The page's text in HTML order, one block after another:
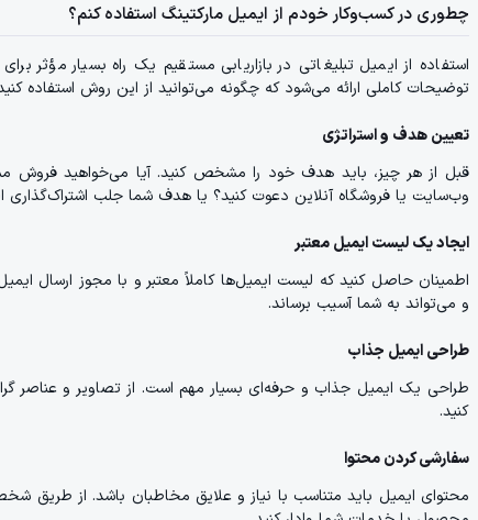
چطوری در کسب‌وکار خودم از ایمیل مارکتینگ استفاده کنم؟
استفاده از ایمیل تبلیغاتی در بازاریابی مستقیم یک راه بسیار مؤثر
توضیحات کاملی ارائه می‌شود که چگونه می‌توانید از این روش استفاده
تعیین هدف و استراتژی
قبل از هر چیز، باید هدف خود را مشخص کنید. آیا می‌خواهید فروش
وب‌سایت یا فروشگاه آنلاین دعوت کنید؟ یا هدف شما جلب اشتراک‌گذاری
ایجاد یک لیست ایمیل معتبر
اطمینان حاصل کنید که لیست ایمیل‌ها کاملاً معتبر و با مجوز ارسال
و می‌تواند به شما آسیب برساند.
طراحی ایمیل جذاب
طراحی یک ایمیل جذاب و حرفه‌ای بسیار مهم است. از تصاویر و عناصر
کنید.
سفارشی کردن محتوا
محتوای ایمیل باید متناسب با نیاز و علایق مخاطبان باشد. از طریق